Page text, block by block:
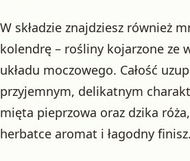
W składzie znajdziesz również
kolendrę – rośliny kojarzone ze
układu moczowego. Całość
przyjemnym, delikatnym
mięta pieprzowa oraz dzika
herbatce aromat i łagodny finisz.